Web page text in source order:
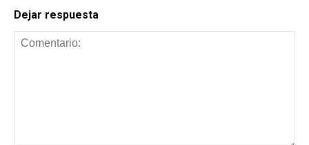
Dejar respuesta